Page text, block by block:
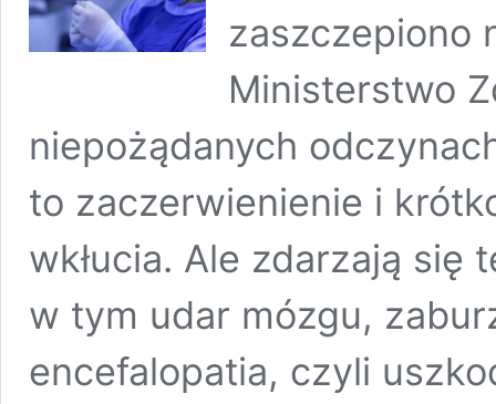
zaszczepiono
Ministerstwo
niepożądanych
to zaczerwienienie i
wkłucia. Ale zdarzają się
w tym udar mózgu,
encefalopatia, czyli